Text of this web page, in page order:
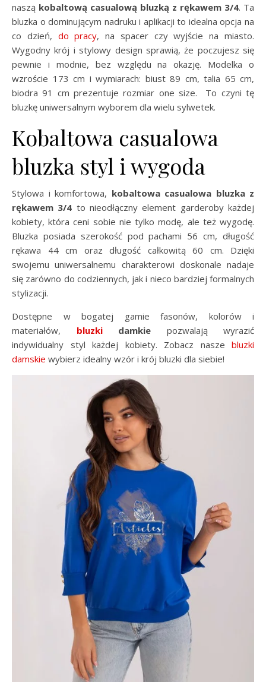
naszą kobaltową casualową bluzką z rękawem 3/4. Ta
bluzka o dominującym nadruku i aplikacji to idealna opcja na
co dzień, do pracy, na spacer czy wyjście na miasto.
Wygodny krój i stylowy design sprawią, że poczujesz się
pewnie i modnie, bez względu na okazję. Modelka o
wzroście 173 cm i wymiarach: biust 89 cm, talia 65 cm,
biodra 91 cm prezentuje rozmiar one size. To czyni tę
bluzkę uniwersalnym wyborem dla wielu sylwetek.
Kobaltowa casualowa
bluzka styl i wygoda
Stylowa i komfortowa, kobaltowa casualowa bluzka z
rękawem 3/4 to nieodłączny element garderoby każdej
kobiety, która ceni sobie nie tylko modę, ale też wygodę.
Bluzka posiada szerokość pod pachami 56 cm, długość
rękawa 44 cm oraz długość całkowitą 60 cm. Dzięki
swojemu uniwersalnemu charakterowi doskonale nadaje
się zarówno do codziennych, jak i nieco bardziej formalnych
stylizacji.
Dostępne w bogatej gamie fasonów, kolorów i
materiałów, bluzkidamkie pozwalają wyrazić
indywidualny styl każdej kobiety. Zobacz nasze bluzki
damskie wybierz idealny wzór i krój bluzki dla siebie!